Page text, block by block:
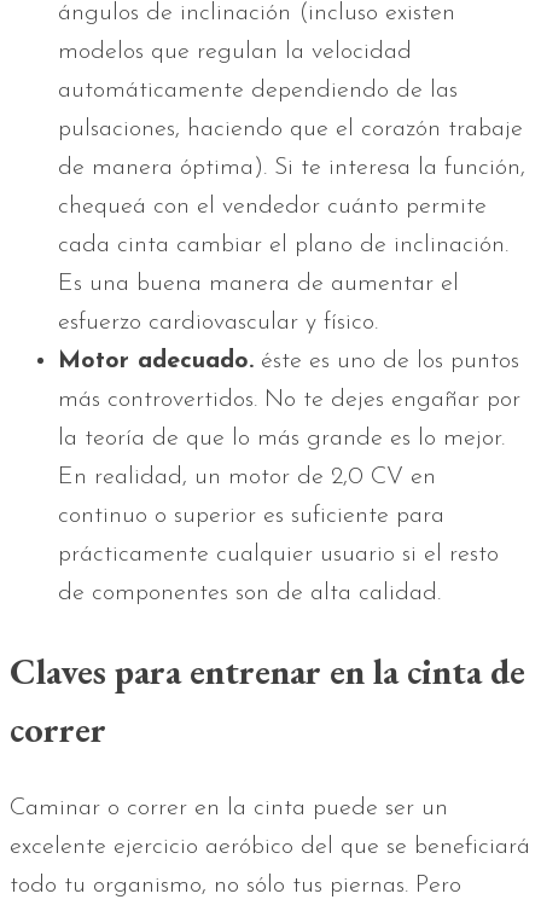
ángulos de inclinación (incluso existen
modelos que regulan la velocidad
automáticamente dependiendo de las
pulsaciones, haciendo que el corazón trabaje
de manera óptima). Si te interesa la función,
chequeá con el vendedor cuánto permite
cada cinta cambiar el plano de inclinación.
Es una buena manera de aumentar el
esfuerzo cardiovascular y físico.
Motor adecuado. éste es uno de los puntos
más controvertidos. No te dejes engañar por
la teoría de que lo más grande es lo mejor.
En realidad, un motor de 2,0 CV en
continuo o superior es suficiente para
prácticamente cualquier usuario si el resto
de componentes son de alta calidad.
Claves para entrenar en la cinta de
correr
Caminar o correr en la cinta puede ser un
excelente ejercicio aeróbico del que se beneficiará
todo tu organismo, no sólo tus piernas. Pero